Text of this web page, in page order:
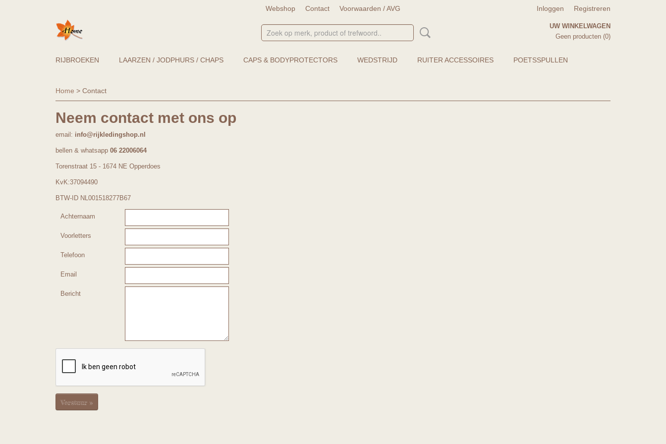
Webshop Contact Voorwaarden / AVG Inloggen Registreren
UW WINKELWAGEN
Geen producten (0)
RIJBROEKEN LAARZEN / JODPHURS / CHAPS CAPS & BODYPROTECTORS WEDSTRIJD RUITER ACCESSOIRES POETSSPULLEN
Home > Contact
Neem contact met ons op
email: info@rijkledingshop.nl
bellen & whatsapp 06 22006064
Torenstraat 15 - 1674 NE Opperdoes
KvK:37094490
BTW-ID NL001518277B67
Achternaam
Voorletters
Telefoon
Email
Bericht
Verstuur »